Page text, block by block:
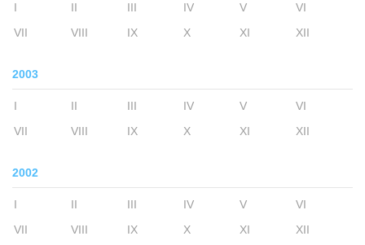
I II III IV V
VI
VII
VIII IX X XI XII
2003
I II III IV V
VI
VII
VIII IX X XI XII
2002
I II III IV V
VI
VII
VIII IX X XI XII